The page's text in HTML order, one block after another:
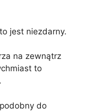
jest niezdarny.
na zewnątrz
to
do